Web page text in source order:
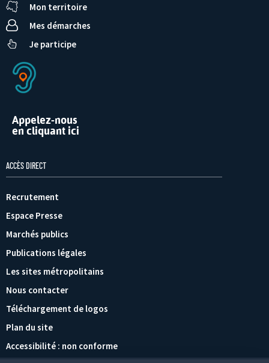
Mon territoire
Mes démarches
Je participe
Appelez-nous
en cliquant ici
ACCÈS DIRECT
Recrutement
Espace Presse
Marchés publics
Publications légales
Les sites métropolitains
Nous contacter
Téléchargement de logos
Plan du site
Accessibilité : non conforme